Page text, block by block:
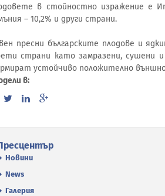
в стойностно изражение е
– 10,2% и други страни.
пресни българските плодове и
страни като замразени, сушени и
устойчиво положително
в:
Новини
News
Галерия